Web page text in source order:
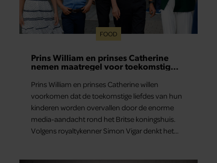
FOOD
Prins William en prinses Catherine
nemen maatregel voor toekomstig
Prins William en prinses Catherine willen
voorkomen dat de toekomstige liefdes van hun
kinderen worden overvallen door de enorme
media-aandacht rond het Britse koningshuis.
Volgens royaltykenner Simon Vigar denkt het